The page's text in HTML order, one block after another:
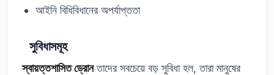
আইনি বিধিবিধানের অপর্যাপ্ততা
সুবিধাসমূহ
স্বায়ত্তশাসিত ড্রোনতাদের সবচেয়ে বড় সুবিধা হল, তারা মানুষের